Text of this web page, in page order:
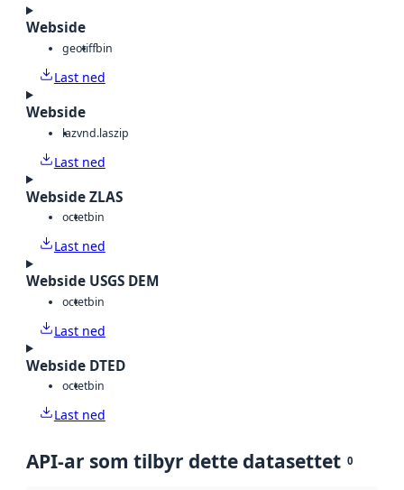
Webside
geotiffbin
Last ned
Webside
lazvnd.laszip
Last ned
Webside ZLAS
octetbin
Last ned
Webside USGS DEM
octetbin
Last ned
Webside DTED
octetbin
Last ned
API-ar som tilbyr dette datasettet 0